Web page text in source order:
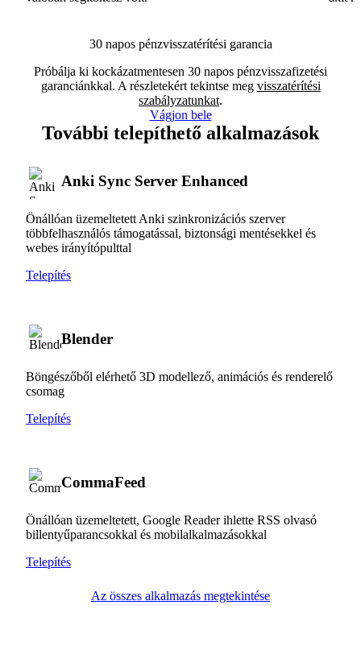
30 napos pénzvisszatérítési garancia
Próbálja ki kockázatmentesen 30 napos pénzvisszafizetési
garanciánkkal. A részletekért tekintse meg visszatérítési
szabályzatunkat.
Vágjon bele
További telepíthető alkalmazások
Anki Sync Server Enhanced
Önállóan üzemeltetett Anki szinkronizációs szerver
többfelhasználós támogatással, biztonsági mentésekkel és
webes irányítópulttal
Telepítés
Blender
Böngészőből elérhető 3D modellező, animációs és renderelő
csomag
Telepítés
CommaFeed
Önállóan üzemeltetett, Google Reader ihlette RSS olvasó
billentyűparancsokkal és mobilalkalmazásokkal
Telepítés
Az összes alkalmazás megtekintése